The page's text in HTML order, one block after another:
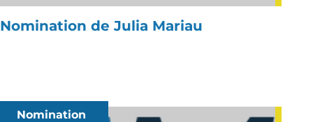
Nomination de Julia Mariau
Nomination